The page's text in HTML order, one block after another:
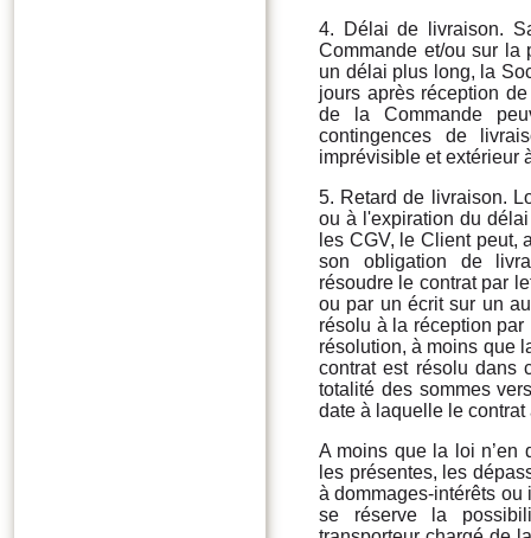
4. Délai de livraison.
Commande et/ou sur la
un délai plus long, la
jours après réception
de la Commande
contingences de
imprévisible et extérieur
5. Retard de livraison.
ou à l'expiration du
les CGV, le Client peut,
son obligation de
résoudre le contrat par
ou par un écrit sur un
résolu à la réception
résolution, à moins que
contrat est résolu dans
totalité des sommes
date à laquelle le contrat
A moins que la loi n’en
les présentes, les
à dommages-intérêts
se réserve la